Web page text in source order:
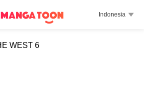
Indonesia 